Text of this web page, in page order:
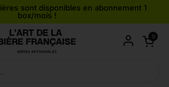
sont disponibles en abonnement 1
box/mois !
Ouvrir le
0